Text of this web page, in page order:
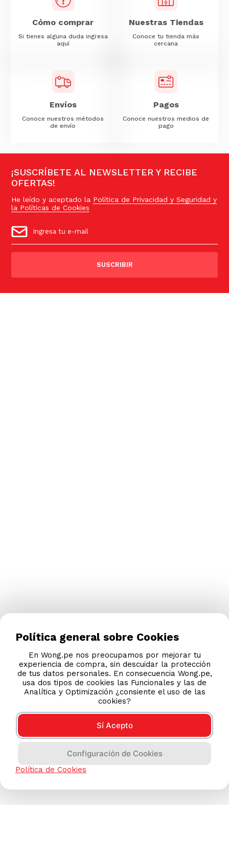
Cómo comprar
Si tienes alguna duda ingresa
aquí
Nuestras Tiendas
Conoce tu tienda más
cercana
Envíos
Conoce nuestros métodos
de envío
Pagos
Conoce nuestros medios de
pago
¡SUSCRÍBETE AL NEWSLETTER Y RECIBE
OFERTAS!
He leído y aceptado la Política de Privacidad y Seguridad y
la Políticas de Cookies
SUSCRIBIR
Política general sobre Cookies
En Wong.pe nos preocupamos por mejorar tu
experiencia de compra, sin descuidar la protección
de tus datos personales. En consecuencia Wong.pe,
usa dos tipos de cookies las Funcionales y las de
Analítica y Optimización ¿consiente el uso de las
cookies?
Sí Acepto
Configuración de Cookies
Política de Cookies